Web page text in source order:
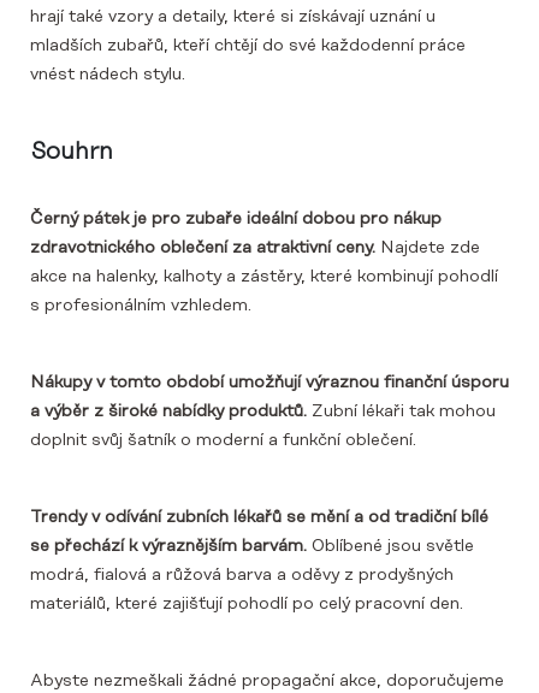
hrají také vzory a detaily, které si získávají uznání u
mladších zubařů, kteří chtějí do své každodenní práce
vnést nádech stylu.
Souhrn
Černý pátek je pro zubaře ideální dobou pro nákup
zdravotnického oblečení za atraktivní ceny. Najdete zde
akce na halenky, kalhoty a zástěry, které kombinují pohodlí
s profesionálním vzhledem.
Nákupy v tomto období umožňují výraznou finanční úsporu
a výběr z široké nabídky produktů. Zubní lékaři tak mohou
doplnit svůj šatník o moderní a funkční oblečení.
Trendy v odívání zubních lékařů se mění a od tradiční bílé
se přechází k výraznějším barvám. Oblíbené jsou světle
modrá, fialová a růžová barva a oděvy z prodyšných
materiálů, které zajišťují pohodlí po celý pracovní den.
Abyste nezmeškali žádné propagační akce, doporučujeme